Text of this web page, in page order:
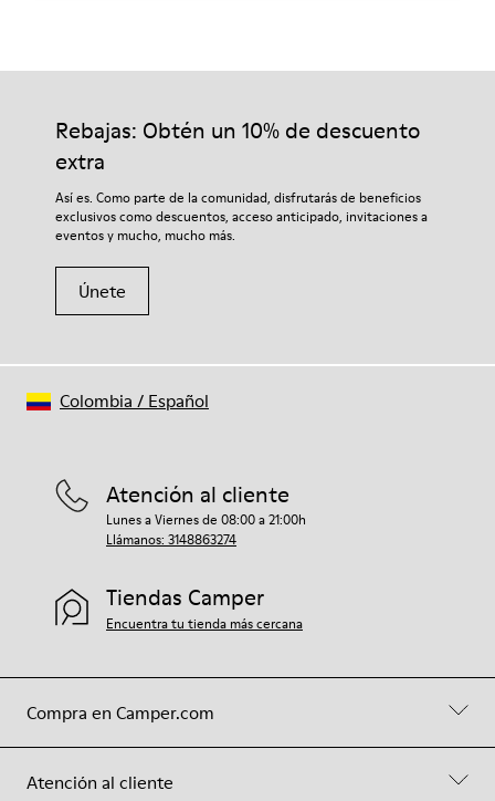
Nuestros zapatos se han fabricado con materiales de primera
adecuados para el cuidado del calzado los protegerá y
garantizará que duren más tiempo.
Si deseas obtener información detallada sobre cómo cuidar de
tu par, visita nuestraGuía para el cuidado del calzado.
Rebajas: Obtén un 10% de descuento
extra
Así es. Como parte de la comunidad, disfrutarás de beneficios
exclusivos como descuentos, acceso anticipado, invitaciones a
eventos y mucho, mucho más.
Únete
Compra en Camper.com
Atención al cliente
Atención al cliente
Lunes a Viernes de 08:00 a 21:00h
Llámanos: 3148863274
Tiendas Camper
Encuentra tu tienda más cercana
Colombia / Español